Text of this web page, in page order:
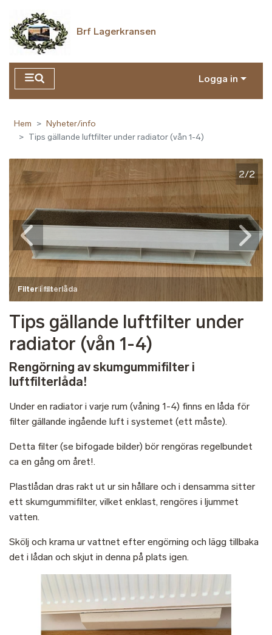
Brf Lagerkransen
Logga in
Hem
Nyheter/info
Tips gällande luftfilter under radiator (vån 1-4)
Tips gällande luftfilter under
radiator (vån 1-4)
2/2
Filter i filterlåda
Rengörning av skumgummifilter i
luftfilterlåda!
Under en radiator i varje rum (våning 1-4) finns en låda för
filter gällande ingående luft i systemet (ett måste).
Detta filter (se bifogade bilder) bör rengöras regelbundet
ca en gång om året!.
Plastlådan dras rakt ut ur sin hållare och i densamma sitter
ett skumgummifilter, vilket enklast, rengöres i ljummet
vatten.
Skölj och krama ur vattnet efter engörning och lägg tillbaka
det i lådan och skjut in denna på plats igen.